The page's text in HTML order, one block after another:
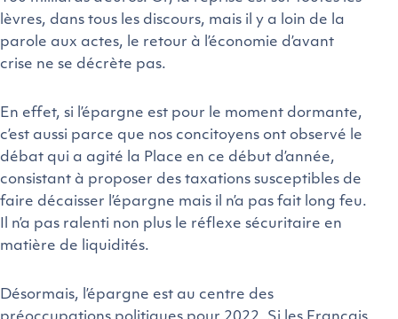
lèvres, dans tous les discours, mais il y a loin de la
parole aux actes, le retour à l’économie d’avant
crise ne se décrète pas.
En effet, si l’épargne est pour le moment dormante,
c’est aussi parce que nos concitoyens ont observé le
débat qui a agité la Place en ce début d’année,
consistant à proposer des taxations susceptibles de
faire décaisser l’épargne mais il n’a pas fait long feu.
Il n’a pas ralenti non plus le réflexe sécuritaire en
matière de liquidités.
Désormais, l’épargne est au centre des